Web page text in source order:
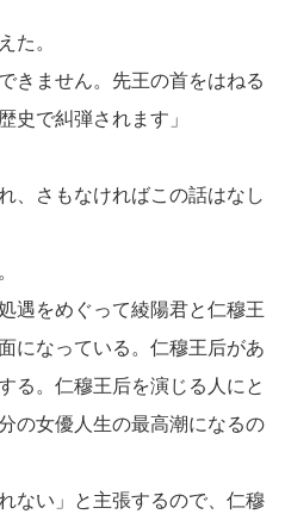
た。
きません。先王の首をはねる
史で糾弾されます」
、さもなければこの話はなし
遇をめぐって綾陽君と仁穆王
になっている。仁穆王后があ
る。仁穆王后を演じる人にと
の女優人生の最高潮になるの
ない」と主張するので、仁穆